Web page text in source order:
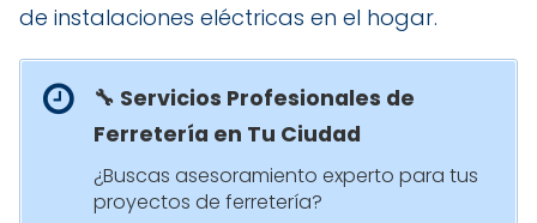
de instalaciones eléctricas en el hogar.
🔧 Servicios Profesionales de
Ferretería en Tu Ciudad
¿Buscas asesoramiento experto para tus
proyectos de ferretería?